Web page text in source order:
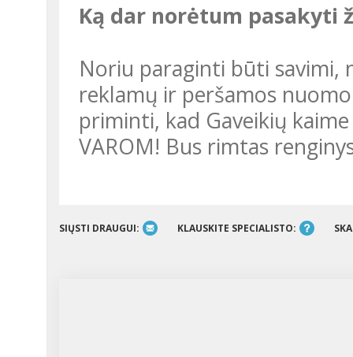
Ką dar norėtum
Noriu paraginti būti savimi, nebijoti išsiskirti, nepriklausyti nuo
reklamų ir peršamos
priminti, kad Gaveikių
VAROM! Bus rimtas
SIŲSTI DRAUGUI: KLAUSKITE SPECIALISTO: